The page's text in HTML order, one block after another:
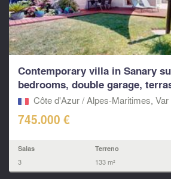
Contemporary villa in Sanary
bedrooms, double garage,
Côte d'Azur / Alpes-Maritimes, Var
745.000 €
Salas
3
Terreno
133 m²